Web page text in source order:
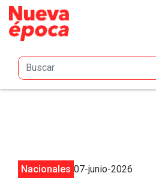
Saltar al contenido principal
Nacionales 07-junio-2026